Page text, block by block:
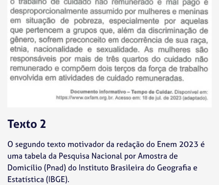
Texto 2
O segundo texto motivador da redação do Enem 2023 é
uma tabela da Pesquisa Nacional por Amostra de
Domicílio (Pnad) do Instituto Brasileira do Geografia e
Estatística (IBGE).